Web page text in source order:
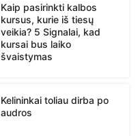
Kaip pasirinkti kalbos
kursus, kurie iš tiesų
veikia? 5 Signalai, kad
kursai bus laiko
švaistymas
Kelininkai toliau dirba po
audros